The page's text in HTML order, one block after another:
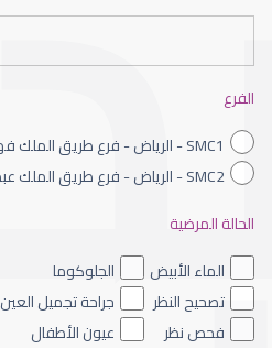
الشبكية الصباغي
الفرع
SMC1 - الرياض - فرع طريق الملك فهد
SMC2 - الرياض - فرع طريق الملك عبدالله
الحالة المرضية
الماء الأبيض
الجلوكوما
تصحيح النظر
جراحة تجميل العين
فحص نظر
عيون الأطفال